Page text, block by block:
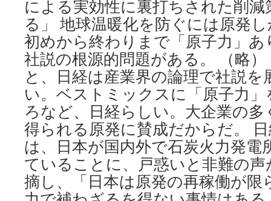
による実効性に裏打ちされた削
る」 地球温暖化を防ぐには原発
初めから終わりまで「原子力」
社説の根源的問題がある。 （略
と、日経は産業界の論理で社説
い。ベストミックスに「原子力
ろなど、日経らしい。大企業の
得られる原発に賛成だからだ。
は、日本が国内外で石炭火力発電
ていることに、戸惑いと非難の
摘し、「日本は原発の再稼働が限